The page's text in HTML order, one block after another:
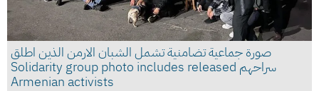
صورة جماعية تضامنية تشمل الشبان الارمن الذين اطلق
سراحهم Solidarity group photo includes released
Armenian activists